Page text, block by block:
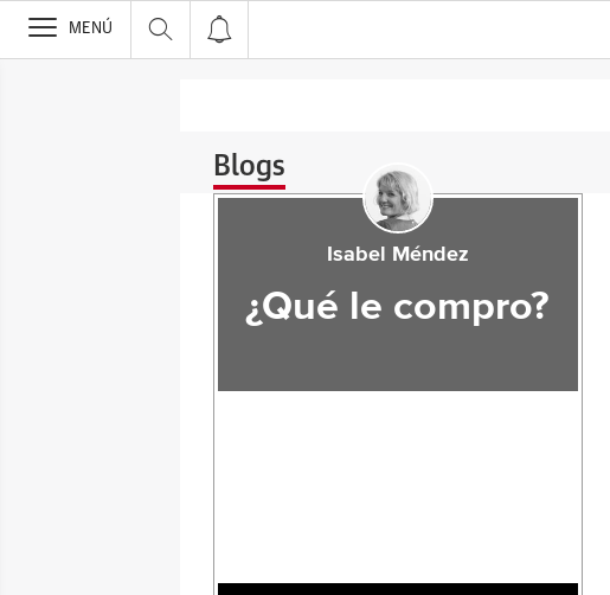
>
MENÚ
Blogs
Isabel Méndez
¿Qué le compro?